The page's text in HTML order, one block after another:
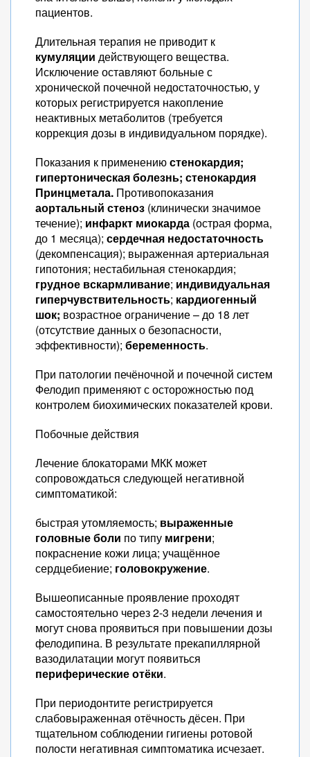
пациентов.
Длительная терапия не приводит к
кумуляции действующего вещества.
Исключение оставляют больные с
хронической почечной недостаточностью, у
которых регистрируется накопление
неактивных метаболитов (требуется
коррекция дозы в индивидуальном порядке).
Показания к применениюстенокардия;
гипертоническая болезнь; стенокардия
Принцметала. Противопоказания
аортальный стеноз (клинически значимое
течение); инфаркт миокарда (острая форма,
до 1 месяца); сердечная недостаточность
(декомпенсация); выраженная артериальная
гипотония; нестабильная стенокардия;
грудное вскармливание; индивидуальная
гиперчувствительность; кардиогенный
шок; возрастное ограничение – до 18 лет
(отсутствие данных о безопасности,
эффективности); беременность.
При патологии печёночной и почечной систем
Фелодип применяют с осторожностью под
контролем биохимических показателей крови.
Побочные действия
Лечение блокаторами МКК может
сопровождаться следующей негативной
симптоматикой:
быстрая утомляемость; выраженные
головные боли по типу мигрени;
покраснение кожи лица; учащённое
сердцебиение; головокружение.
Вышеописанные проявление проходят
самостоятельно через 2-3 недели лечения и
могут снова проявиться при повышении дозы
фелодипина. В результате прекапиллярной
вазодилатации могут появиться
периферические отёки.
При периодонтите регистрируется
слабовыраженная отёчность дёсен. При
тщательном соблюдении гигиены ротовой
полости негативная симптоматика исчезает.